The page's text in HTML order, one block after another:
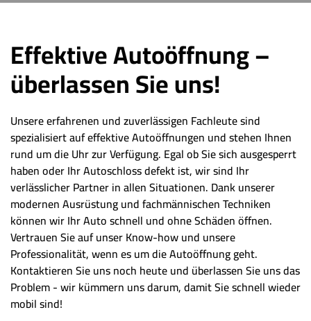
Effektive Autoöffnung –
überlassen Sie uns!
Unsere erfahrenen und zuverlässigen Fachleute sind
spezialisiert auf effektive Autoöffnungen und stehen Ihnen
rund um die Uhr zur Verfügung. Egal ob Sie sich ausgesperrt
haben oder Ihr Autoschloss defekt ist, wir sind Ihr
verlässlicher Partner in allen Situationen. Dank unserer
modernen Ausrüstung und fachmännischen Techniken
können wir Ihr Auto schnell und ohne Schäden öffnen.
Vertrauen Sie auf unser Know-how und unsere
Professionalität, wenn es um die Autoöffnung geht.
Kontaktieren Sie uns noch heute und überlassen Sie uns das
Problem - wir kümmern uns darum, damit Sie schnell wieder
mobil sind!